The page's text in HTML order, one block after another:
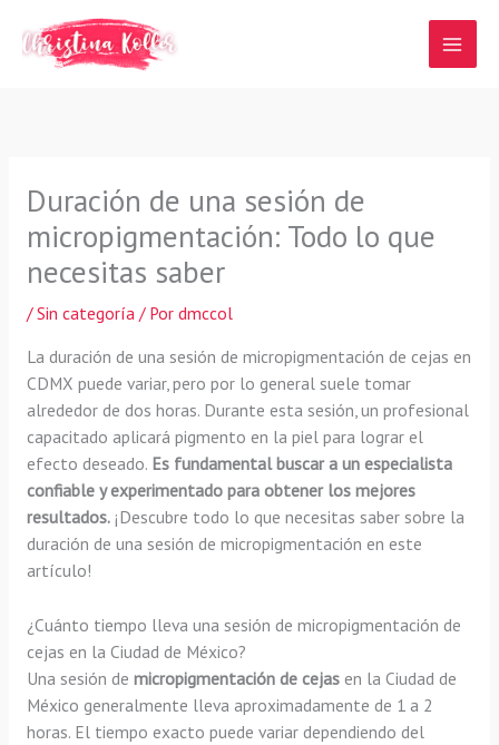
contenido
Duración de una sesión de
micropigmentación: Todo lo que
necesitas saber
/Sin categoría/ Por dmccol
La duración de una sesión de micropigmentación de cejas en
CDMX puede variar, pero por lo general suele tomar
alrededor de dos horas. Durante esta sesión, un profesional
capacitado aplicará pigmento en la piel para lograr el
efecto deseado. Es fundamental buscar a un especialista
confiable y experimentado para obtener los mejores
resultados.¡Descubre todo lo que necesitas saber sobre la
duración de una sesión de micropigmentación en este
artículo!
¿Cuánto tiempo lleva una sesión de micropigmentación de
cejas en la Ciudad de México?
Una sesión de micropigmentación de cejasen la Ciudad de
México generalmente lleva aproximadamente de 1 a 2
horas. El tiempo exacto puede variar dependiendo del